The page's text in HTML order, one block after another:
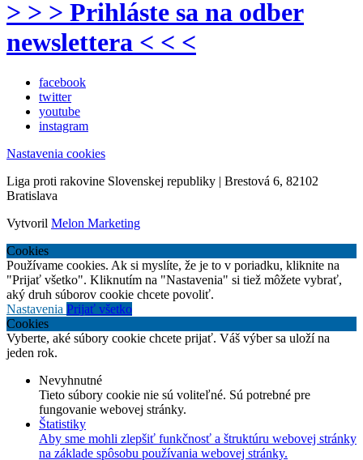
> > > Prihláste sa na odber
newslettera < < <
facebook
twitter
youtube
instagram
Nastavenia cookies
Liga proti rakovine Slovenskej republiky | Brestová 6, 82102
Bratislava
Vytvoril Melon Marketing
Cookies
Používame cookies. Ak si myslíte, že je to v poriadku, kliknite na
"Prijať všetko". Kliknutím na "Nastavenia" si tiež môžete vybrať,
aký druh súborov cookie chcete povoliť.
Nastavenia Prijať všetko
Cookies
Vyberte, aké súbory cookie chcete prijať. Váš výber sa uloží na
jeden rok.
Nevyhnutné
Tieto súbory cookie nie sú voliteľné. Sú potrebné pre
fungovanie webovej stránky.
Štatistiky
Aby sme mohli zlepšiť funkčnosť a štruktúru webovej stránky
na základe spôsobu používania webovej stránky.